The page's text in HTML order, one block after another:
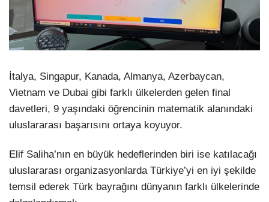
İtalya, Singapur, Kanada, Almanya, Azerbaycan,
Vietnam ve Dubai gibi farklı ülkelerden gelen final
davetleri, 9 yaşındaki öğrencinin matematik alanındaki
uluslararası başarısını ortaya koyuyor.
Elif Saliha’nın en büyük hedeflerinden biri ise katılacağı
uluslararası organizasyonlarda Türkiye’yi en iyi şekilde
temsil ederek Türk bayrağını dünyanın farklı ülkelerinde